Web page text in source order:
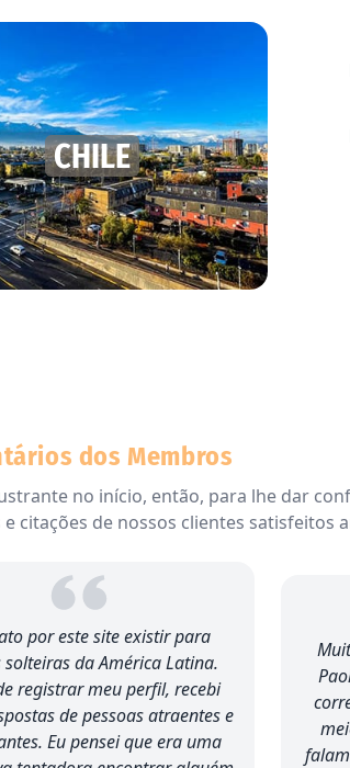
CHILE
dos Membros
no início, então, para lhe dar
citações de nossos clientes satisfeitos
por este site existir para
solteiras da América Latina.
registrar meu perfil, recebi
de pessoas atraentes e
Eu pensei que era uma